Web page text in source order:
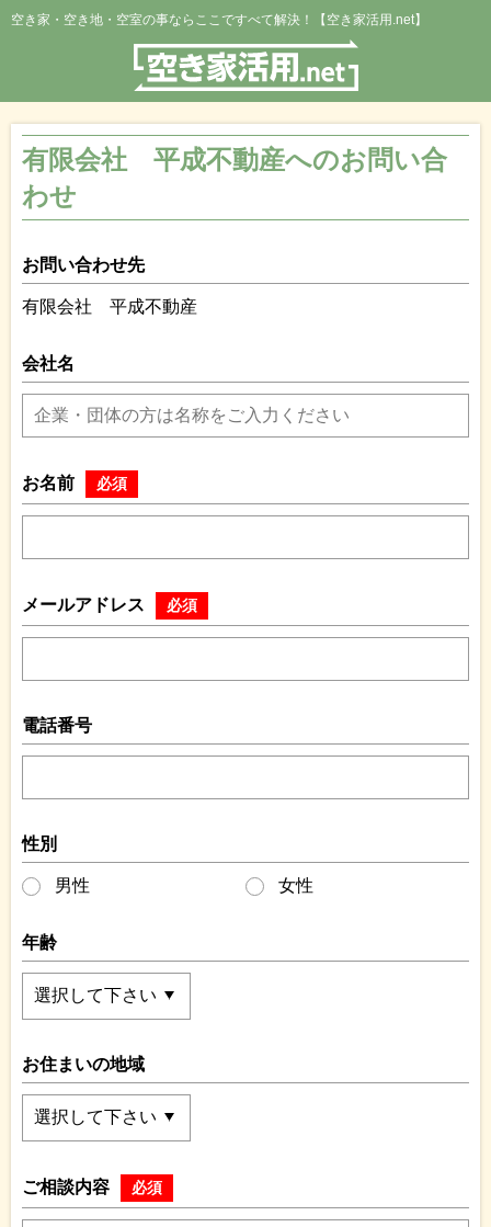
空き家・空き地・空室の事ならここですべて解決！【空き家活用.net】
有限会社 平成不動産へのお問い合
わせ
お問い合わせ先
有限会社 平成不動産
会社名
お名前 必須
メールアドレス 必須
電話番号
性別
男性 女性
年齢
お住まいの地域
ご相談内容 必須